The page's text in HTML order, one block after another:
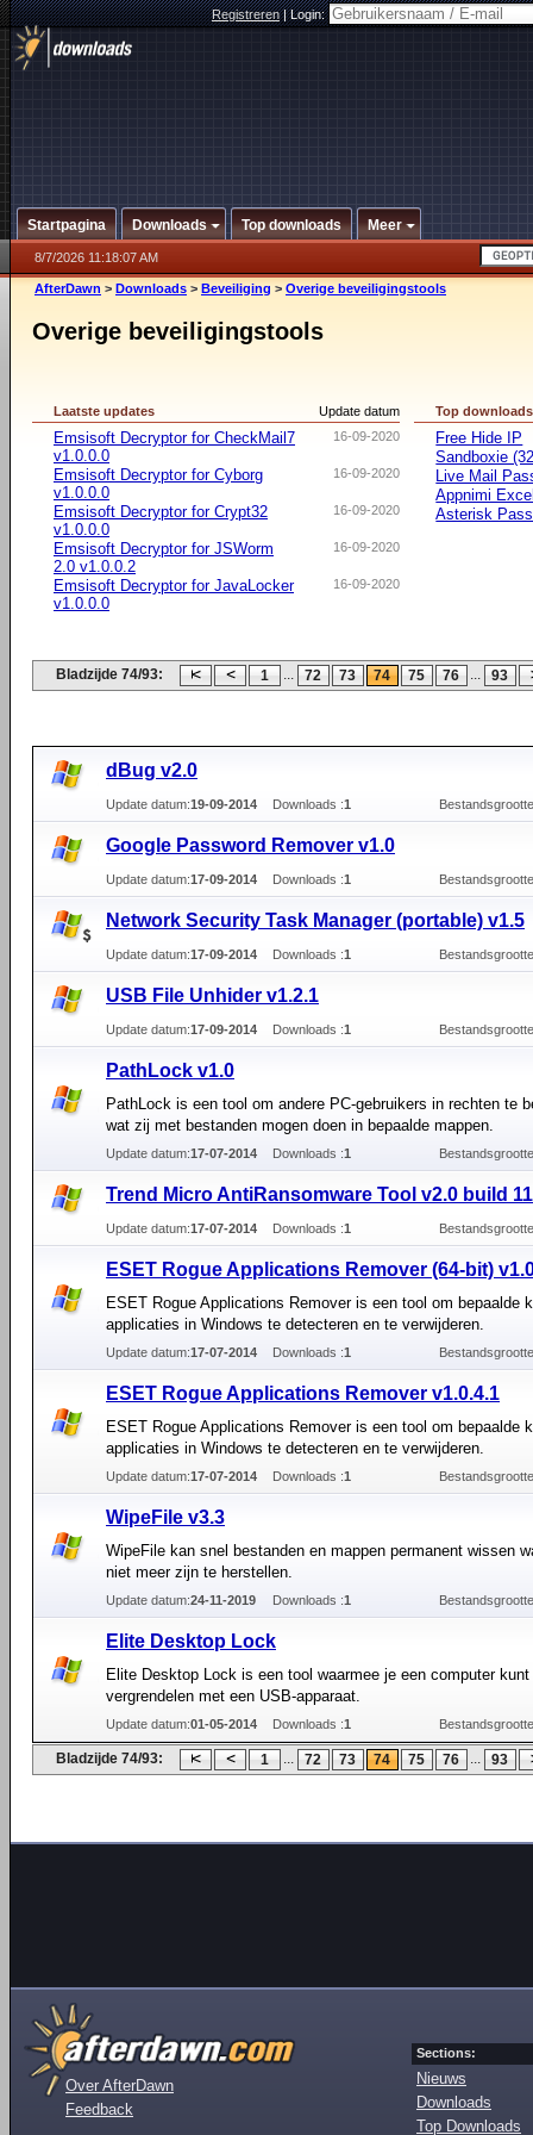
Registreren|Login:
Startpagina Downloads Top downloads Meer
8/7/2026 11:18:07 AM
AfterDawn > Downloads > Beveiliging > Overige beveiligingstools
Overige beveiligingstools
Update datum
Laatste updates
16-09-2020
Emsisoft Decryptor for CheckMail7
v1.0.0.0
16-09-2020
Emsisoft Decryptor for Cyborg
v1.0.0.0
16-09-2020
Emsisoft Decryptor for Crypt32
v1.0.0.0
16-09-2020
Emsisoft Decryptor for JSWorm
2.0 v1.0.0.2
16-09-2020
Emsisoft Decryptor for JavaLocker
v1.0.0.0
Top downloads
Free Hide IP
Sandboxie
Live Mail
Appnimi
Asterisk
Bladzijde 74/93: 1 ... 72 73 74 75 76 ... 93
dBug v2.0
Update datum:19-09-2014 Downloads :1
Google Password Remover v1.0
Update datum:17-09-2014 Downloads :1
Network Security Task Manager (portable) v1.5
Update datum:17-09-2014 Downloads :1
USB File Unhider v1.2.1
Update datum:17-09-2014 Downloads :1
PathLock v1.0
PathLock is een tool om andere PC-gebruikers in rechten te
wat zij met bestanden mogen doen in bepaalde mappen.
Update datum:17-07-2014 Downloads :1
Trend Micro AntiRansomware Tool v2.0 build 11
Update datum:17-07-2014 Downloads :1
ESET Rogue Applications Remover (64-bit)
ESET Rogue Applications Remover is een tool om bepaalde
applicaties in Windows te detecteren en te verwijderen.
Update datum:17-07-2014 Downloads :1
ESET Rogue Applications Remover v1.0.4.1
ESET Rogue Applications Remover is een tool om bepaalde
applicaties in Windows te detecteren en te verwijderen.
Update datum:17-07-2014 Downloads :1
WipeFile v3.3
WipeFile kan snel bestanden en mappen permanent wissen
niet meer zijn te herstellen.
Update datum:24-11-2019 Downloads :1
Elite Desktop Lock
Elite Desktop Lock is een tool waarmee je een computer kunt
vergrendelen met een USB-apparaat.
Update datum:01-05-2014 Downloads :1
Bladzijde 74/93: 1 ... 72 73 74 75 76 ... 93
Over AfterDawn
Feedback
Sections:
Nieuws
Downloads
Top Downloads